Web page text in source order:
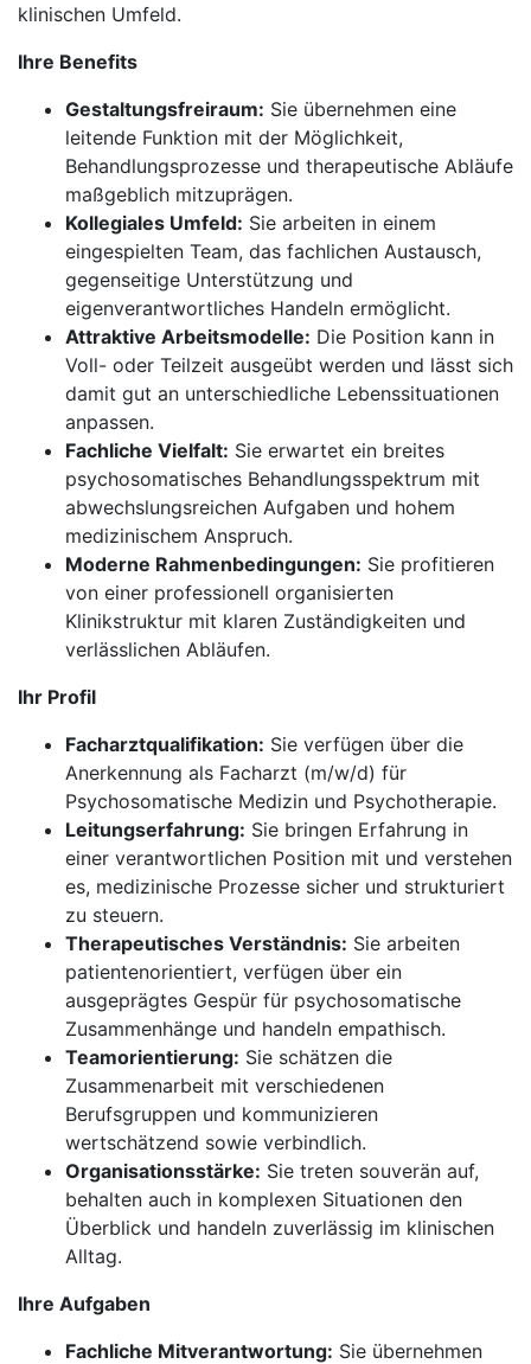
klinischen Umfeld.
Ihre Benefits
Gestaltungsfreiraum: Sie übernehmen eine
leitende Funktion mit der Möglichkeit,
Behandlungsprozesse und therapeutische Abläufe
maßgeblich mitzuprägen.
Kollegiales Umfeld: Sie arbeiten in einem
eingespielten Team, das fachlichen Austausch,
gegenseitige Unterstützung und
eigenverantwortliches Handeln ermöglicht.
Attraktive Arbeitsmodelle: Die Position kann in
Voll- oder Teilzeit ausgeübt werden und lässt sich
damit gut an unterschiedliche Lebenssituationen
anpassen.
Fachliche Vielfalt: Sie erwartet ein breites
psychosomatisches Behandlungsspektrum mit
abwechslungsreichen Aufgaben und hohem
medizinischem Anspruch.
Moderne Rahmenbedingungen: Sie profitieren
von einer professionell organisierten
Klinikstruktur mit klaren Zuständigkeiten und
verlässlichen Abläufen.
Ihr Profil
Facharztqualifikation: Sie verfügen über die
Anerkennung als Facharzt (m/w/d) für
Psychosomatische Medizin und Psychotherapie.
Leitungserfahrung: Sie bringen Erfahrung in
einer verantwortlichen Position mit und verstehen
es, medizinische Prozesse sicher und strukturiert
zu steuern.
Therapeutisches Verständnis: Sie arbeiten
patientenorientiert, verfügen über ein
ausgeprägtes Gespür für psychosomatische
Zusammenhänge und handeln empathisch.
Teamorientierung: Sie schätzen die
Zusammenarbeit mit verschiedenen
Berufsgruppen und kommunizieren
wertschätzend sowie verbindlich.
Organisationsstärke: Sie treten souverän auf,
behalten auch in komplexen Situationen den
Überblick und handeln zuverlässig im klinischen
Alltag.
Ihre Aufgaben
Fachliche Mitverantwortung: Sie übernehmen